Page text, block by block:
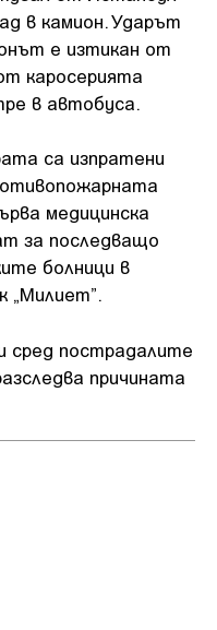
в камион. Ударът
е изтикан от
каросерията
в автобуса.
са изпратени
медицинска
за последващо
болници в
„Милиет”.
сред пострадалите
причината